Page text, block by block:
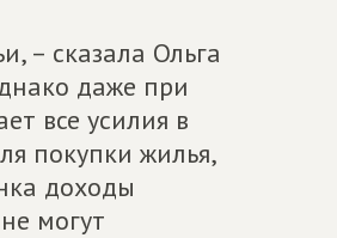
– сказала Ольга
даже при
все усилия в
покупки жилья,
доходы
могут